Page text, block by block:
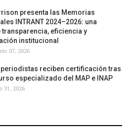
presenta las Memorias
INTRANT 2024–2026: una
transparencia, eficiencia y
institucional
07, 2026
periodistas reciben certificación tras
especializado del MAP e INAP
31, 2026